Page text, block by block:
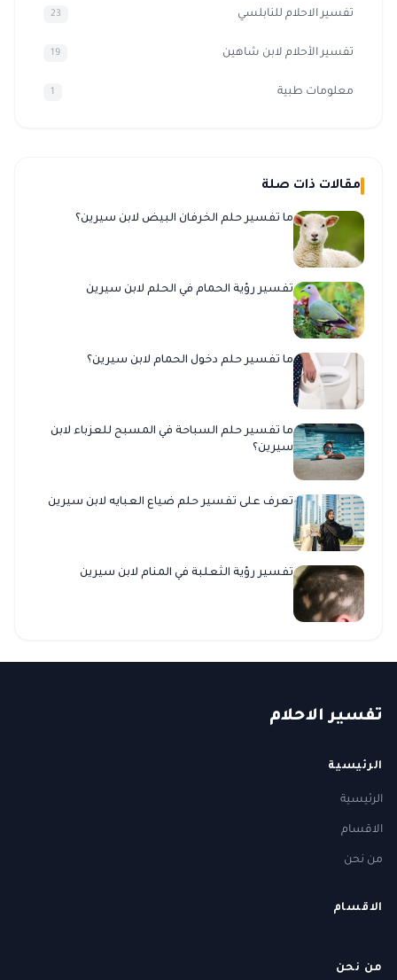
تفسير الاحلام للنابلسي 23
تفسير الأحلام لابن شاهين 19
معلومات طبية 1
مقالات ذات صلة
ما تفسير حلم الخرفان البيض لابن سيرين؟
تفسير رؤية الحمام في الحلم لابن سيرين
ما تفسير حلم دخول الحمام لابن سيرين؟
ما تفسير حلم السباحة في المسبح للعزباء لابن
سيرين؟
تعرف على تفسير حلم ضياع العبايه لابن سيرين
تفسير رؤية الثعلبة في المنام لابن سيرين
تفسير الاحلام
الرئيسية
الرئيسية
الاقسام
من نحن
الاقسام
من نحن